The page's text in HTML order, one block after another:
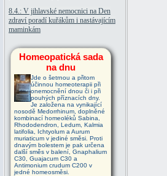
8.4.: V jihlavské nemocnici na Den
zdraví poradí kuřákům i nastávajícím
maminkám
Homeopatická sada
na dnu
Jde o šetrnou a přitom
účinnou homeoterapii při
onemocnění dnou či i při
pouhých příznacích dny.
Je založena na vynikající
nosodě Medorrhinum, doplněné
kombinací homeoléků Sabina,
Rhododendron, Ledum, Kalmia
latifolia, Ichtyolum a Aurum
muriaticum v jediné směsi. Proti
dnavým bolestem je pak určena
další směs v balení, Gnaphalium
C30, Guajacum C30 a
Antimonium crudum C200 v
jedné homeosměsi.